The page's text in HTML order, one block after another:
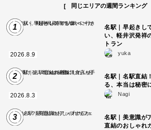
同じエリアの週間ランキング
1
2026.8.9
名駅｜早起きし
い、軽井沢発祥
トラン
yuka
2
2026.8.3
名駅｜名駅直結
る、本当は秘密
Nagi
3
名駅｜美意識が
直結のおしゃれ